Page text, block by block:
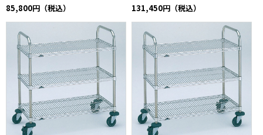
85,800円（税込） 131,450円（税込）